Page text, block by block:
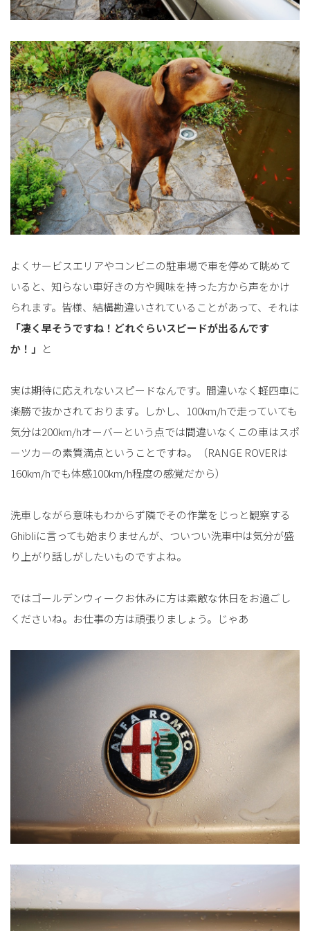
よくサービスエリアやコンビニの駐車場で車を停めて眺めて
いると、知らない車好きの方や興味を持った方から声をかけ
られます。皆様、結構勘違いされていることがあって、それは
「凄く早そうですね！どれぐらいスピードが出るんです
か！」 と
実は期待に応えれないスピードなんです。間違いなく軽四車に
楽勝で抜かされております。しかし、100km/hで走っていても
気分は200km/hオーバーという点では間違いなくこの車はスポ
ーツカーの素質満点ということですね。（RANGE ROVERは
160km/hでも体感100km/h程度の感覚だから）
洗車しながら意味もわからず隣でその作業をじっと観察する
Ghibliに言っても始まりませんが、ついつい洗車中は気分が盛
り上がり話しがしたいものですよね。
ではゴールデンウィークお休みに方は素敵な休日をお過ごし
くださいね。お仕事の方は頑張りましょう。じゃあ